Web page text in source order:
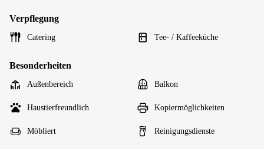
Verpflegung
Catering Tee- / Kaffeeküche
Besonderheiten
Außenbereich Balkon
Haustierfreundlich Kopiermöglichkeiten
Möbliert Reinigungsdienste